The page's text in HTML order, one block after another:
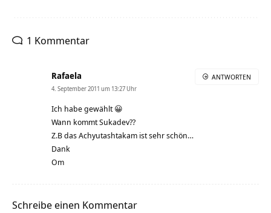
1 Kommentar
Rafaela
4. September 2011 um 13:27 Uhr
Ich habe gewählt 😀
Wann kommt Sukadev??
Z.B das Achyutashtakam ist sehr schön…
Dank
Om
ANTWORTEN
Schreibe einen Kommentar